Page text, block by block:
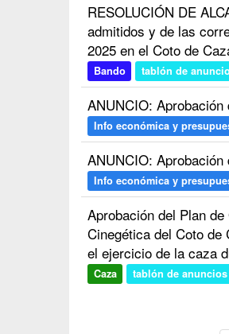
RESOLUCIÓN DE
admitidos y de las
2025 en el Coto de
Bando tablón de
ANUNCIO:
Info económica y
ANUNCIO:
Info económica y
Aprobación del Plan
Cinegética del Coto
el ejercicio de la caza
Caza tablón de anuncios